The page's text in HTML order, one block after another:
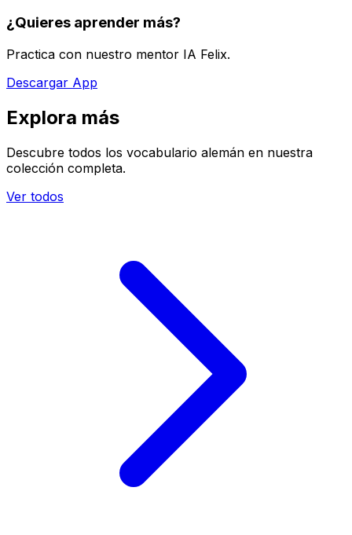
¿Quieres aprender más?
Practica con nuestro mentor IA Felix.
Descargar App
Explora más
Descubre todos los vocabulario alemán en nuestra
colección completa.
Ver todos